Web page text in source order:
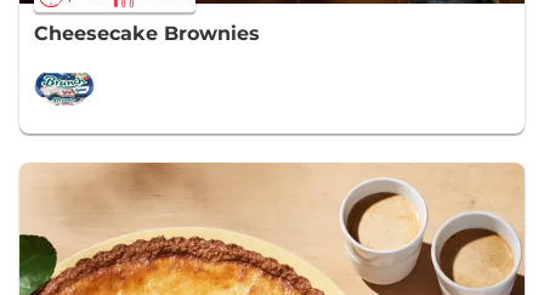
Cheesecake Brownies